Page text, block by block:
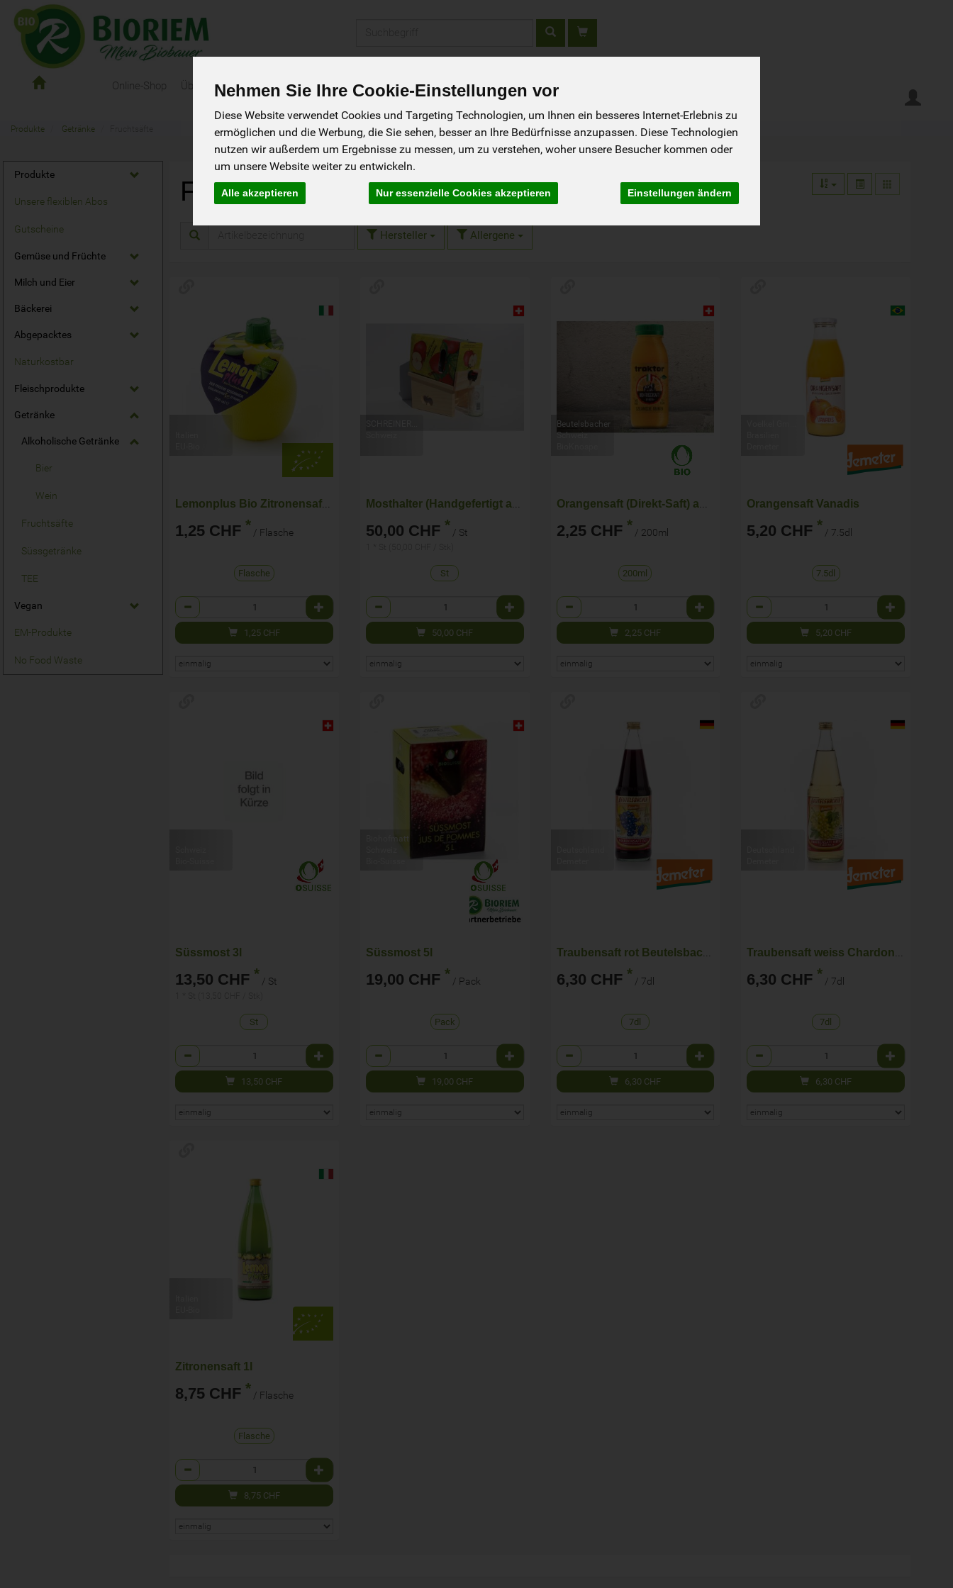
Nehmen Sie Ihre Cookie-Einstellungen vor
Diese Website verwendet Cookies und Targeting Technologien, um Ihnen ein besseres Internet-Erlebnis zu
ermöglichen und die Werbung, die Sie sehen, besser an Ihre Bedürfnisse anzupassen. Diese Technologien
nutzen wir außerdem um Ergebnisse zu messen, um zu verstehen, woher unsere Besucher kommen oder
um unsere Website weiter zu entwickeln.
Alle akzeptieren Nur essenzielle Cookies akzeptieren Einstellungen ändern
Online-Shop Über Uns Hauslieferung Märit Hofladen Kontakt Feldarbeiten
Produkte Getränke
Produkte
Unsere flexiblen Abos
Gutscheine
Gemüse und Früchte
Milch und Eier
Bäckerei
Abgepacktes
Naturkostbar
Fleischprodukte
Getränke
Alkoholische Getränke
Bier
Wein
Fruchtsäfte
Süssgetränke
TEE
Vegan
EM-Produkte
No Food Waste
Fruchtsäfte
Hersteller Allergene
1,25 CHF * / Flasche
Flasche
Anzahl
1,25 CHF
50,00 CHF* / St
St
Anzahl
50,00 CHF
Beutelsbacher
Schweiz
2,25 CHF* / 200ml
200ml
Anzahl
2,25 CHF
Orangensaft Vanadis
5,20 CHF * / 7.5dl
7.5dl
Anzahl
5,20 CHF
Süssmost 3l
13,50 CHF * / St
St
Anzahl
13,50 CHF
Biohofmatt
Süssmost 5l
19,00 CHF* / Pack
Pack
Anzahl
19,00 CHF
6,30 CHF* / 7dl
7dl
Anzahl
6,30 CHF
6,30 CHF * / 7dl
7dl
Anzahl
6,30 CHF
Zitronensaft 1l
8,75 CHF * / Flasche
Flasche
Anzahl
8,75 CHF